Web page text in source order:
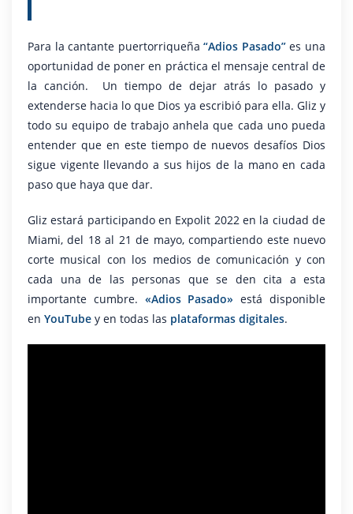
Para la cantante puertorriqueña“Adios Pasado”es una
oportunidad de poner en práctica el mensaje central de
la canción. Un tiempo de dejar atrás lo pasado y
extenderse hacia lo que Dios ya escribió para ella. Gliz y
todo su equipo de trabajo anhela que cada uno pueda
entender que en este tiempo de nuevos desafíos Dios
sigue vigente llevando a sus hijos de la mano en cada
paso que haya que dar.
Gliz estará participando en Expolit 2022 en la ciudad de
Miami, del 18 al 21 de mayo, compartiendo este nuevo
corte musical con los medios de comunicación y con
cada una de las personas que se den cita a esta
importante cumbre. «Adios Pasado» está disponible
en YouTube y en todas las plataformas digitale​s.